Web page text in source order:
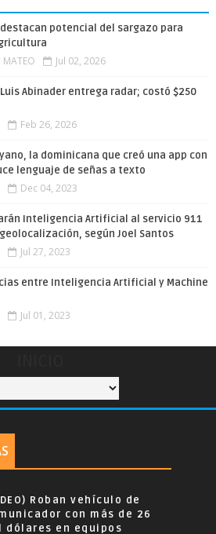
potencial del sargazo para
MATEO Jul 02, 2026
Abinader entrega radar; costó $250
Feb 26, 2026
la dominicana que creó una app con
lenguaje de señas a texto
Dec 04, 2023
Inteligencia Artificial al servicio 911
según Joel Santos
Jul 27, 2023
entre Inteligencia Artificial y Machine
Jul 01, 2023
Roban vehículo de
con más de 26
dólares en equipos